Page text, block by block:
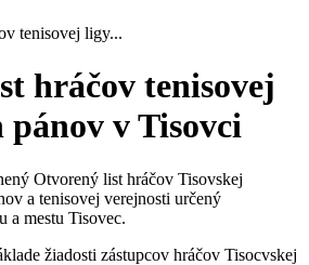
tenisovej ligy...
hráčov tenisovej
v Tisovci
Otvorený list hráčov Tisovskej
a tenisovej verejnosti určený
a mestu Tisovec.
žiadosti zástupcov hráčov Tisocvskej